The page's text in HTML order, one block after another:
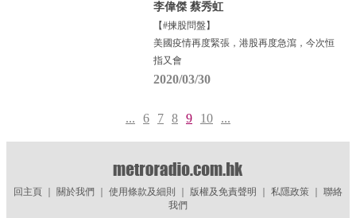
李偉傑 蔡秀虹
【#揀股問盤】
美國疫情再度緊張，港股再度急瀉，今次恒
指又會
2020/03/30
... 6 7 8 9 10 ...
回主頁｜ 關於我們 使用條款及細則 版權及免責聲明 私隱政策｜ 聯絡
我們